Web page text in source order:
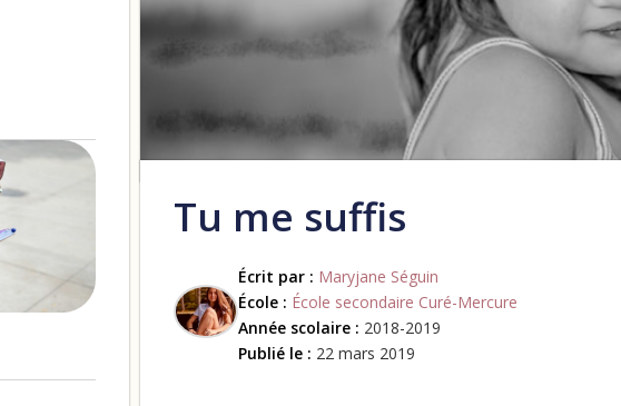
Tu me suffis
Écrit par : Maryjane Séguin
École : École secondaire Curé-Mercure
Année scolaire : 2018-2019
Publié le : 22 mars 2019